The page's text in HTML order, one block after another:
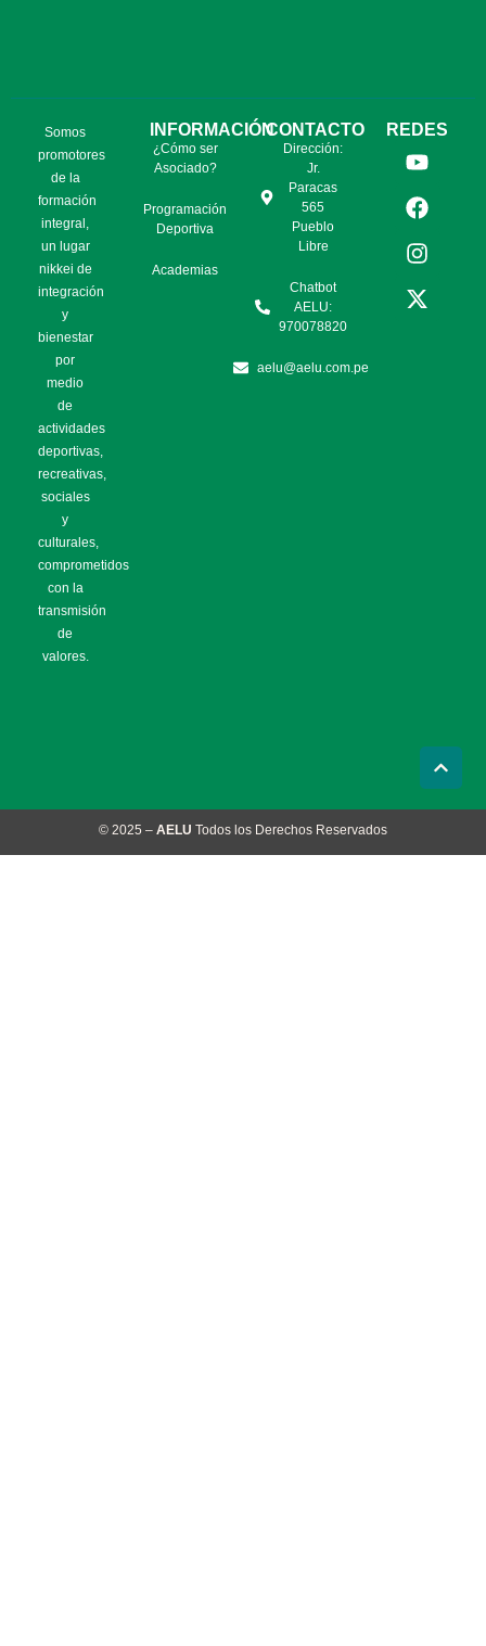
Somos
promotores
de la
formación
integral,
un lugar
nikkei de
integración
y
bienestar
por
medio
de
actividades
deportivas,
recreativas,
sociales
y
culturales,
comprometidos
con la
transmisión
de
valores.
INFORMACIÓN
¿Cómo ser
Asociado?
Programación
Deportiva
Academias
CONTACTO
Dirección:
Jr.
Paracas
565
Pueblo
Libre
Chatbot
AELU:
970078820
aelu@aelu.com.pe
REDES
© 2025 – AELU Todos los Derechos Reservados